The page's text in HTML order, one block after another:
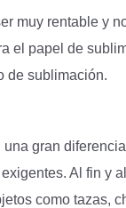
muy rentable y
el papel de
de sublimación.
gran
Al fin y
como tazas,